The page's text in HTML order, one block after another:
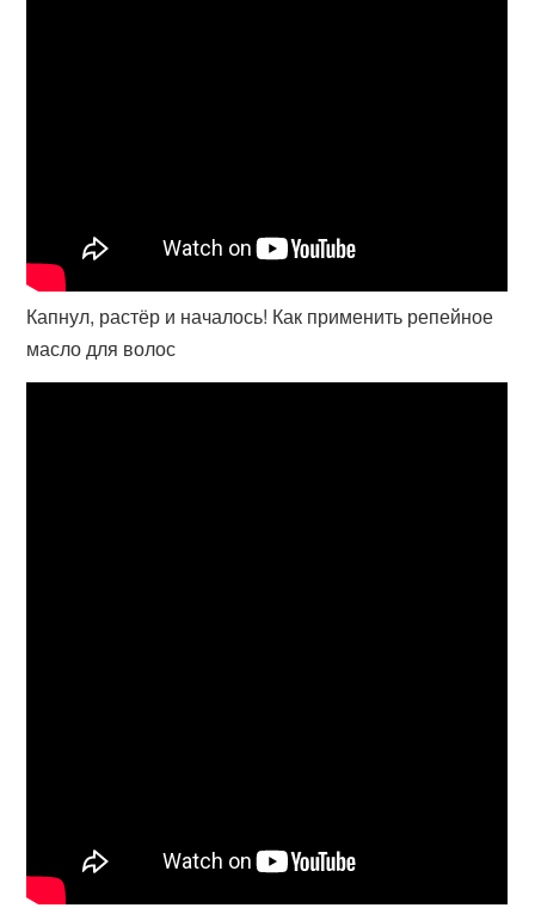
Капнул, растёр и началось! Как применить репейное
масло для волос